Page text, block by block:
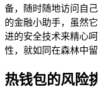
备，随时随地访问自
的金融小助手，虽然
进的安全技术来精心
性，就如同在森林中
热钱包的风险